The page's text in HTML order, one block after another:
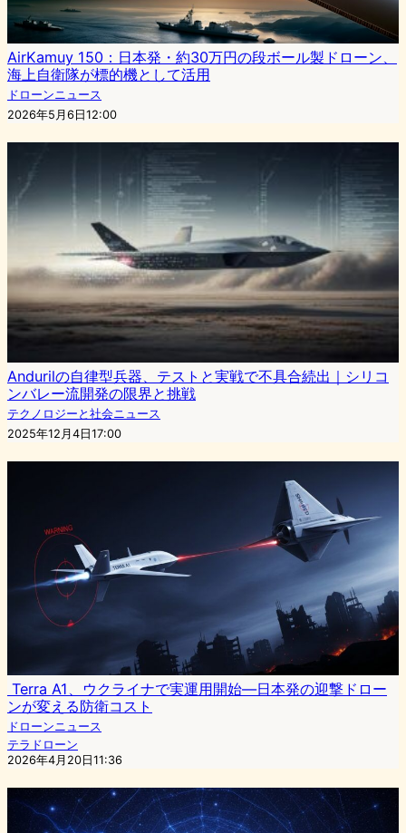
AirKamuy 150：日本発・約30万円の段ボール製ドローン、
海上自衛隊が標的機として活用
ドローンニュース
2026年5月6日12:00
Andurilの自律型兵器、テストと実戦で不具合続出｜シリコ
ンバレー流開発の限界と挑戦
テクノロジーと社会ニュース
2025年12月4日17:00
Terra A1、ウクライナで実運用開始—日本発の迎撃ドロー
ンが変える防衛コスト
ドローンニュース
テラドローン
2026年4月20日11:36